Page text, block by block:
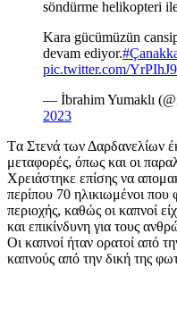
söndürme helikopteri
Kara gücümüzün
devam ediyor.
pic.twitter.com/
— İbrahim Yumaklı
2023
Tα Στενά των Δαρδανελίων
μεταφορές, όπως και οι
Χρειάστηκε επίσης να
περίπου 70 ηλικιωμένοι που
περιοχής, καθώς οι καπνοί
και επικίνδυνη για τους
Οι καπνοί ήταν ορατοί από
καπνούς από την δική της